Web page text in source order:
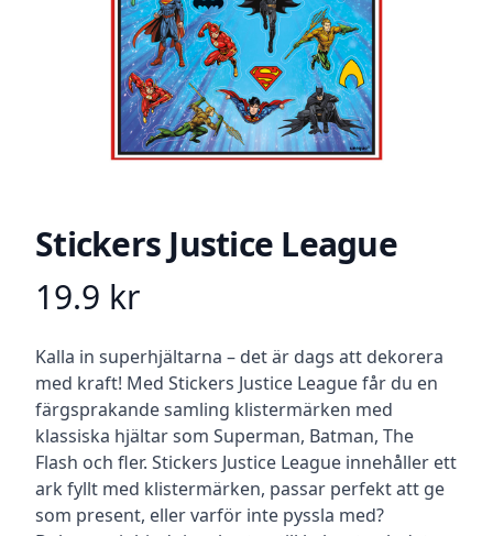
Stickers Justice League
Product information
19.9 kr
Beskrivning
Kalla in superhjältarna – det är dags att dekorera
med kraft! Med Stickers Justice League får du en
färgsprakande samling klistermärken med
klassiska hjältar som Superman, Batman, The
Flash och fler. Stickers Justice League innehåller ett
ark fyllt med klistermärken, passar perfekt att ge
som present, eller varför inte pyssla med?